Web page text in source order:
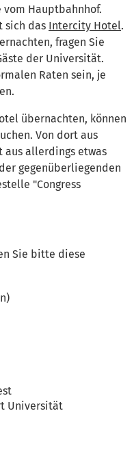
Hauptbahnhof.
sich das Intercity Hotel.
fragen Sie
der Universität.
Raten sein, je
übernachten, können
Von dort aus
aus allerdings etwas
gegenüberliegenden
"Congress
Sie bitte diese
Universität